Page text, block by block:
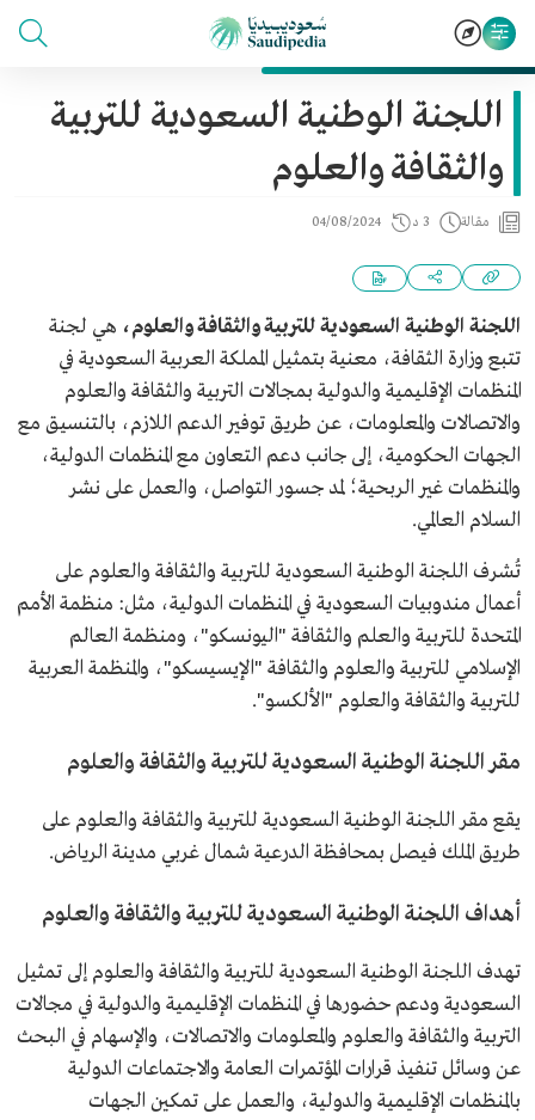
اللجنة الوطنية السعودية للتربية
والثقافة والعلوم
مقالة 3 د 04/08/2024
اللجنة الوطنية السعودية للتربية والثقافة والعلوم، هي لجنة
تتبع وزارة الثقافة، معنية بتمثيل المملكة العربية السعودية في
المنظمات الإقليمية والدولية بمجالات التربية والثقافة والعلوم
والاتصالات والمعلومات، عن طريق توفير الدعم اللازم، بالتنسيق مع
الجهات الحكومية، إلى جانب دعم التعاون مع المنظمات الدولية،
والمنظمات غير الربحية؛ لمد جسور التواصل، والعمل على نشر
السلام العالمي.
تُشرف اللجنة الوطنية السعودية للتربية والثقافة والعلوم على
أعمال مندوبيات السعودية في المنظمات الدولية، مثل: منظمة الأمم
المتحدة للتربية والعلم والثقافة "اليونسكو"، ومنظمة العالم
الإسلامي للتربية والعلوم والثقافة "الإيسيسكو"، والمنظمة العربية
للتربية والثقافة والعلوم "الألكسو".
مقر اللجنة الوطنية السعودية للتربية والثقافة والعلوم
يقع مقر اللجنة الوطنية السعودية للتربية والثقافة والعلوم على
طريق الملك فيصل بمحافظة الدرعية شمال غربي مدينة الرياض.
أهداف اللجنة الوطنية السعودية للتربية والثقافة والعلوم
تهدف اللجنة الوطنية السعودية للتربية والثقافة والعلوم إلى تمثيل
السعودية ودعم حضورها في المنظمات الإقليمية والدولية في مجالات
التربية والثقافة والعلوم والمعلومات والاتصالات، والإسهام في البحث
عن وسائل تنفيذ قرارات المؤتمرات العامة والاجتماعات الدولية
بالمنظمات الإقليمية والدولية، والعمل على تمكين الجهات